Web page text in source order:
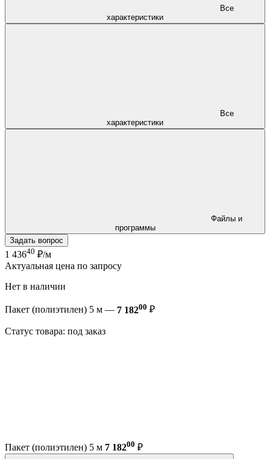
характеристики
характеристики
программы
Задать вопрос
1 43640 ₽/м
Актуальная цена по запросу
Нет в наличии
Пакет (полиэтилен) 5 м — 7 18200 ₽
Статус товара: под заказ
Пакет (полиэтилен) 5 м 7 18200 ₽